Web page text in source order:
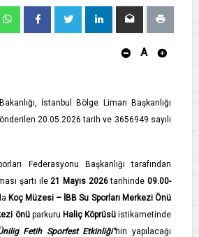
A
İstanbul Bölge Liman Başkanlığı
20.05.2026 tarih ve 3656949 sayılı
Federasyonu Başkanlığı tarafından
şartı ile21 Mayıs 2026tarihinde09.00-
Koç Müzesi – İBB Su Sporları Merkezi Önü
önü parkuru Haliç Köprüsüistikametinde
Fetih Sporfest Etkinliği"nin yapılacağı